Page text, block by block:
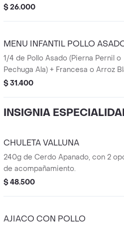
Jugo 16 onzas (Mora o Mango).
$ 26.000
MENU INFANTIL POLLO
1/4 de Pollo Asado (Pierna Pernil o
Pechuga Ala) + Francesa o Arroz
Jugo 16 onzas (Mora o Mango) +
$ 31.400
INSIGNIA
CHULETA VALLUNA
240g de Cerdo Apanado, con 2
de acompañamiento.
$ 48.500
AJIACO CON POLLO